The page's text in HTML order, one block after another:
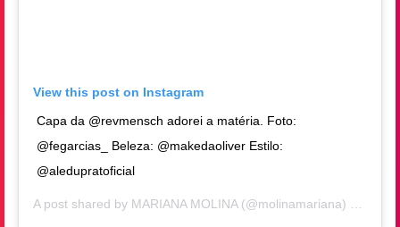
View this post on Instagram
Capa da @revmensch adorei a matéria. Foto:
@fegarcias_ Beleza: @makedaoliver Estilo:
@aledupratoficial
A post shared by MARIANA MOLINA(@molinamariana) on